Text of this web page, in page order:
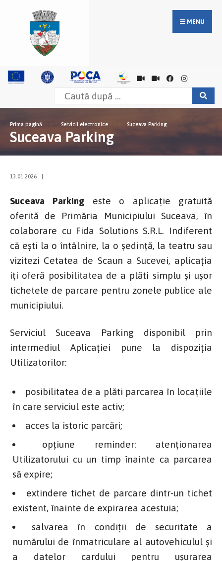
MENU
Prima pagină Servicii electronice Suceava Parking
Suceava Parking
13.01.2026
Suceava Parking este o aplicație gratuită
oferită de Primăria Municipiului Suceava, în
colaborare cu Fida Solutions S.R.L. Indiferent
că ești la o întâlnire, la o ședință, la teatru sau
vizitezi Cetatea de Scaun a Sucevei, aplicația
iți oferă posibilitatea de a plăti simplu și ușor
tichetele de parcare pentru zonele publice ale
municipiului.
Serviciul Suceava Parking disponibil prin
intermediul Aplicației pune la dispoziția
Utilizatorilor:
posibilitatea de a plăti parcarea în locațiile
în care serviciul este activ;
acces la istoric parcări;
opțiune reminder: atenționarea
Utilizatorului cu un timp înainte ca parcarea
să expire;
extindere tichet de parcare dintr-un tichet
existent, înainte de expirarea acestuia;
salvarea în condiții de securitate a
numărului de înmatriculare al autovehiculul și
a datelor cardului pentru ușurarea